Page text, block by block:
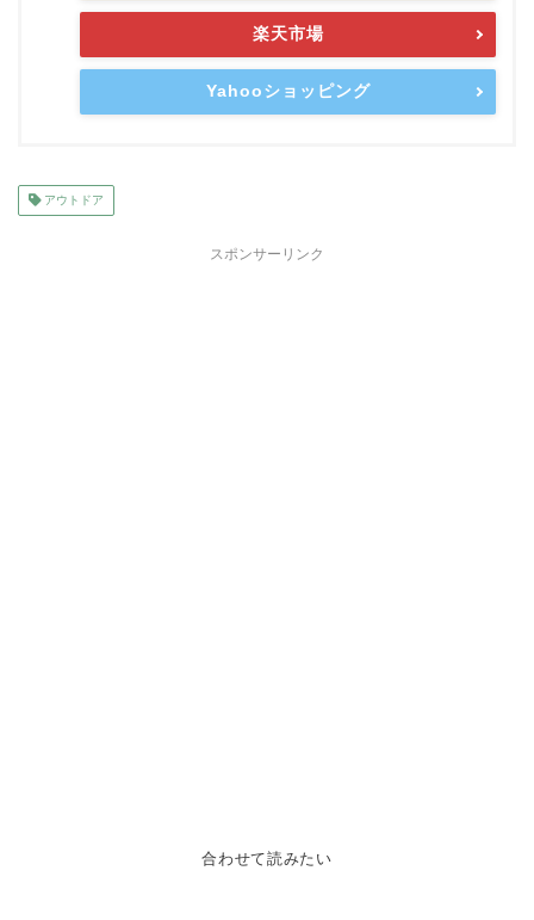
楽天市場
Yahooショッピング
アウトドア
スポンサーリンク
合わせて読みたい